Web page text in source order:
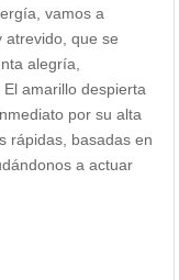
vamos a
atrevido, que se
alegría,
amarillo despierta
por su alta
rápidas, basadas en
a actuar